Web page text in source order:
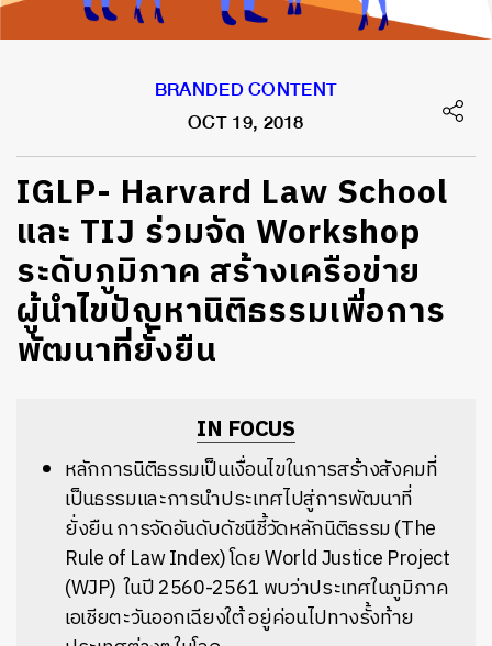
BRANDED CONTENT
OCT 19, 2018
IGLP- Harvard Law School
และ TIJ ร่วมจัด Workshop
ระดับภูมิภาค สร้างเครือข่าย
ผู้นำไขปัญหานิติธรรมเพื่อการ
พัฒนาที่ยั่งยืน
IN FOCUS
หลักการนิติธรรมเป็นเงื่อนไขในการสร้างสังคมที่
เป็นธรรมและการนำประเทศไปสู่การพัฒนาที่
ยั่งยืน การจัดอันดับดัชนีชี้วัดหลักนิติธรรม (The
Rule of Law Index) โดย World Justice Project
(WJP) ในปี 2560-2561 พบว่าประเทศในภูมิภาค
เอเชียตะวันออกเฉียงใต้ อยู่ค่อนไปทางรั้งท้าย